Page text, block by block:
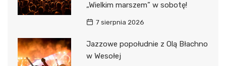
„Wielkim marszem” w sobotę!
7 sierpnia 2026
Jazzowe popołudnie z Olą Błachno
w Wesołej